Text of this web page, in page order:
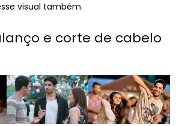
visual também.
e corte de cabelo